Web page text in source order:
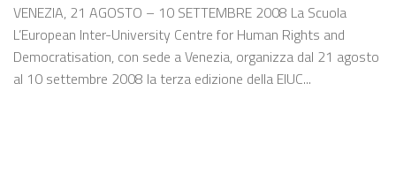
VENEZIA, 21 AGOSTO – 10 SETTEMBRE 2008 La Scuola
L’European Inter-University Centre for Human Rights and
Democratisation, con sede a Venezia, organizza dal 21 agosto
al 10 settembre 2008 la terza edizione della EIUC...